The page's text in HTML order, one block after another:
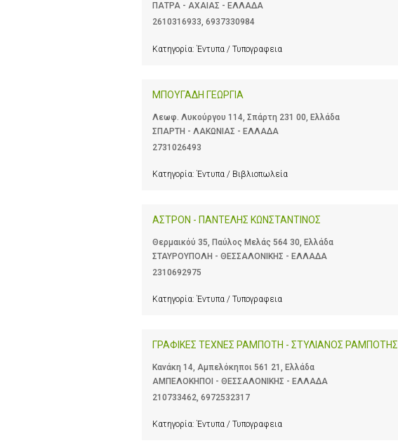
ΠΑΤΡΑ - ΑΧΑΙΑΣ - ΕΛΛΑΔΑ
2610316933, 6937330984
Κατηγορία: Έντυπα / Τυπογραφεια
ΜΠΟΥΓΑΔΗ ΓΕΩΡΓΙΑ
Λεωφ. Λυκούργου 114, Σπάρτη 231 00, Ελλάδα
ΣΠΑΡΤΗ - ΛΑΚΩΝΙΑΣ - ΕΛΛΑΔΑ
2731026493
Κατηγορία: Έντυπα / Βιβλιοπωλεία
ΑΣΤΡΟΝ - ΠΑΝΤΕΛΗΣ ΚΩΝΣΤΑΝΤΙΝΟΣ
Θερμαικόύ 35, Παύλος Μελάς 564 30, Ελλάδα
ΣΤΑΥΡΟΥΠΟΛΗ - ΘΕΣΣΑΛΟΝΙΚΗΣ - ΕΛΛΑΔΑ
2310692975
Κατηγορία: Έντυπα / Τυπογραφεια
ΓΡΑΦΙΚΕΣ ΤΕΧΝΕΣ ΡΑΜΠΟΤΗ - ΣΤΥΛΙΑΝΟΣ ΡΑΜΠΟΤΗΣ
Κανάκη 14, Αμπελόκηποι 561 21, Ελλάδα
ΑΜΠΕΛΟΚΗΠΟΙ - ΘΕΣΣΑΛΟΝΙΚΗΣ - ΕΛΛΑΔΑ
210733462, 6972532317
Κατηγορία: Έντυπα / Τυπογραφεια